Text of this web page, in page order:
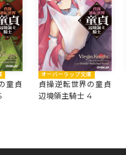
童貞
オーバーラップ文庫
貞操逆転世界の童貞
辺境領主騎士 4